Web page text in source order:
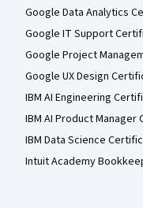
Google Data Analytics
Google IT Support
Google Project
Google UX Design
IBM AI Engineering
IBM AI Product Manager
IBM Data Science
Intuit Academy